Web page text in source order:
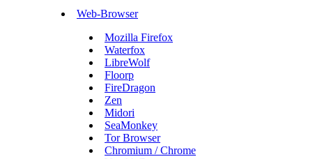
Web-Browser
Mozilla Firefox
Waterfox
LibreWolf
Floorp
FireDragon
Zen
Midori
SeaMonkey
Tor Browser
Chromium / Chrome